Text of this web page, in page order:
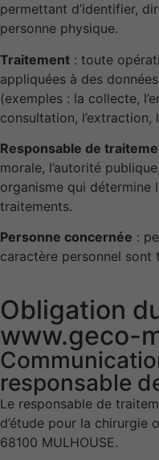
permettant d’identifier,
personne physique.
Traitement : toute
appliquées à des
(exemples : la collecte,
consultation, l’extraction,
Responsable de
morale, l’autorité
organisme qui détermine
traitements.
Personne concernée :
caractère personnel sont
Obligation
www.geco-
responsable
Le responsable de
d’étude pour la chirurgie
68100 MULHOUSE.